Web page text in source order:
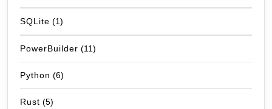
SQLite (1)
PowerBuilder (11)
Python (6)
Rust (5)